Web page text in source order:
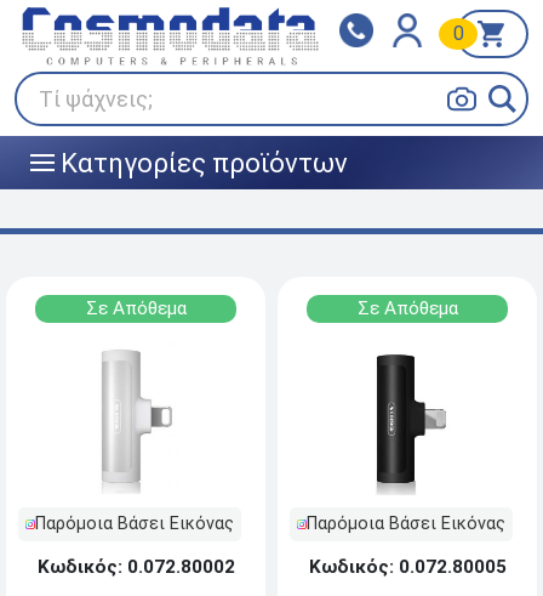
Τί ψάχνεις;
0
||| Κατηγορίες προϊόντων
Klarna
Πληρώστε σε 3
άτοκες δόσεις
BOX NOW
Σε Απόθεμα
Παρόμοια Βάσει Εικόνας
Κωδικός: 0.072.80002
Σε Απόθεμα
Παρόμοια Βάσει Εικόνας
Κωδικός: 0.072.80005